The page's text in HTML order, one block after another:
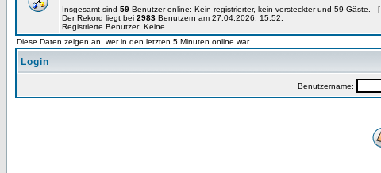
Insgesamt sind 59 Benutzer online: Kein registrierter, kein versteckter und 59 Gäste. [
Der Rekord liegt bei 2983 Benutzern am 27.04.2026, 15:52.
Registrierte Benutzer: Keine
Diese Daten zeigen an, wer in den letzten 5 Minuten online war.
Login
Benutzername: